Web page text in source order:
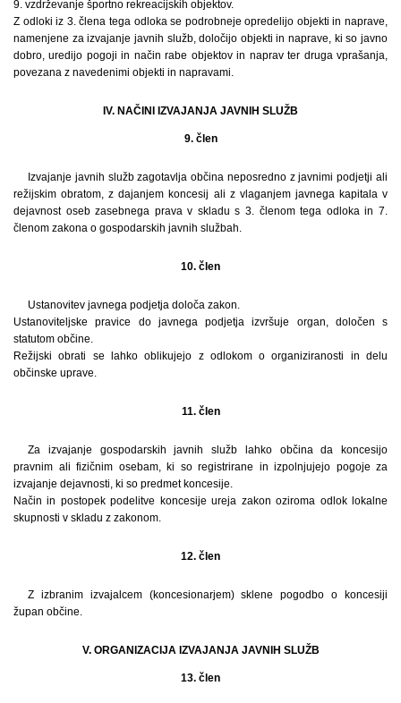
9. vzdrževanje športno rekreacijskih objektov.
Z odloki iz 3. člena tega odloka se podrobneje opredelijo objekti in naprave,
namenjene za izvajanje javnih služb, določijo objekti in naprave, ki so javno
dobro, uredijo pogoji in način rabe objektov in naprav ter druga vprašanja,
povezana z navedenimi objekti in napravami.
IV. NAČINI IZVAJANJA JAVNIH SLUŽB
9. člen
Izvajanje javnih služb zagotavlja občina neposredno z javnimi podjetji ali
režijskim obratom, z dajanjem koncesij ali z vlaganjem javnega kapitala v
dejavnost oseb zasebnega prava v skladu s 3. členom tega odloka in 7.
členom zakona o gospodarskih javnih službah.
10. člen
Ustanovitev javnega podjetja določa zakon.
Ustanoviteljske pravice do javnega podjetja izvršuje organ, določen s
statutom občine.
Režijski obrati se lahko oblikujejo z odlokom o organiziranosti in delu
občinske uprave.
11. člen
Za izvajanje gospodarskih javnih služb lahko občina da koncesijo
pravnim ali fizičnim osebam, ki so registrirane in izpolnjujejo pogoje za
izvajanje dejavnosti, ki so predmet koncesije.
Način in postopek podelitve koncesije ureja zakon oziroma odlok lokalne
skupnosti v skladu z zakonom.
12. člen
Z izbranim izvajalcem (koncesionarjem) sklene pogodbo o koncesiji
župan občine.
V. ORGANIZACIJA IZVAJANJA JAVNIH SLUŽB
13. člen